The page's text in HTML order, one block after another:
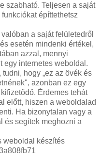
szabható. Teljesen a saját
építtethetsz
a saját felületedről
esetén mindenki értékel,
azzal, mennyi
egy internetes weboldal.
hogy „ez az övék és
azonban ez egy
Érdemes tehát
előtt, hiszen a weboldalad
Ha bizonytalan vagy a
és segítek meghozni a
weboldal készítés